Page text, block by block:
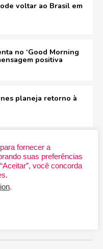
voltar ao Brasil em
no ‘Good Morning
positiva
planeja retorno à
apresentação do
e apresenta
Morning America’
fornecer a
suas preferências
você concorda
.